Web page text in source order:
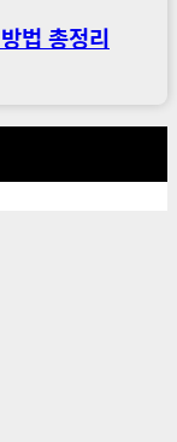
법 총정리